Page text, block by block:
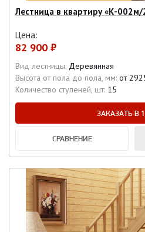
Лестница в квартиру «К-002м/
Цена:
82 900 ₽
Вид лестницы: Деревянная
Высота от пола до пола, мм: от
Количество ступеней, шт: 15
ЗАКАЗАТЬ В
СРАВНЕНИЕ